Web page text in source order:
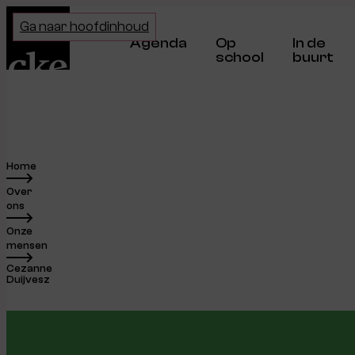
Ga naar hoofdinhoud
Home
Agenda
Op
school
In de
buurt
Home
Over
ons
Onze
mensen
Cezanne
Duijvesz